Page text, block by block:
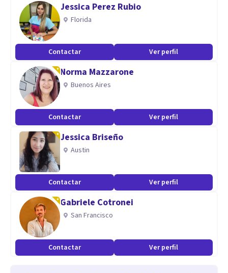
Jessica Perez Rubio
Florida
Contactar Ver perfil
Norma Mazzarone
Buenos Aires
Contactar Ver perfil
Jessica Briseño
Austin
Contactar Ver perfil
Gabriele Cotronei
San Francisco
Contactar Ver perfil